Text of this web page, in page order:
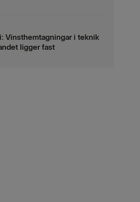
Vinsthemtagningar i teknik
ligger fast